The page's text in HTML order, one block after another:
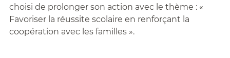
choisi de prolonger son action avec le thème : «
Favoriser la réussite scolaire en renforçant la
coopération avec les familles ».